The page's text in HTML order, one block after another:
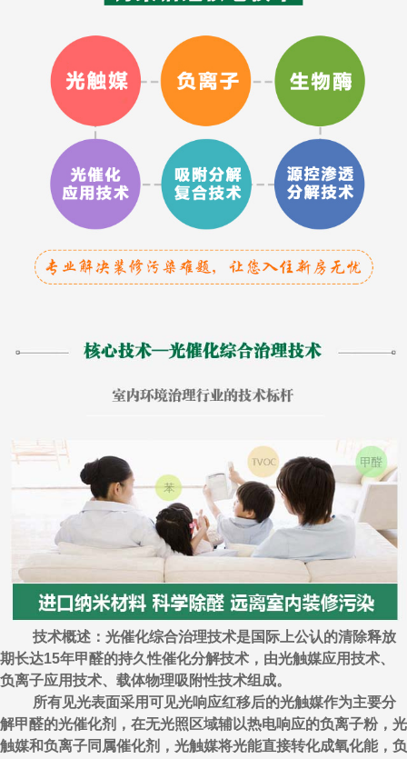
技术概述：光催化综合治理技术是国际上公认的清除释放
期长达15年甲醛的持久性催化分解技术，由光触媒应用技术、
负离子应用技术、载体物理吸附性技术组成。
所有见光表面采用可见光响应红移后的光触媒作为主要分
解甲醛的光催化剂，在无光照区域辅以热电响应的负离子粉，光
触媒和负离子同属催化剂，光触媒将光能直接转化成氧化能，负